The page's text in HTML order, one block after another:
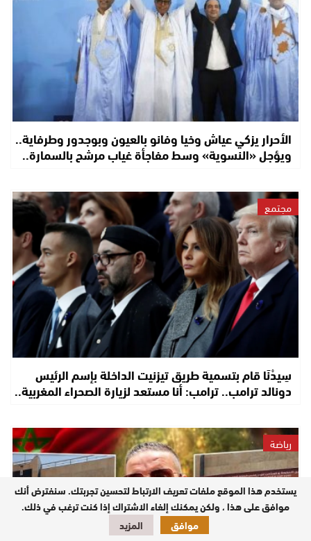
الأحرار يزكي عياش وخيا وفانو بالعيون وبوجدور وطرفاية..
ويؤجل «النسوية» وسط مفاجأة غياب مرشح بالسمارة..
مجتمع
سِيدْنَا قام بتسمية طريق تيزنيت الداخلة بإسم الرئيس
دونالد ترامب.. ترامب: أنا مستعد لزيارة الصحراء المغربية..
رياضة
يستخدم هذا الموقع ملفات تعريف الارتباط لتحسين تجربتك. سنفترض أنك
موافق على هذا ، ولكن يمكنك إلغاء الاشتراك إذا كنت ترغب في ذلك.
موافق
المزيد